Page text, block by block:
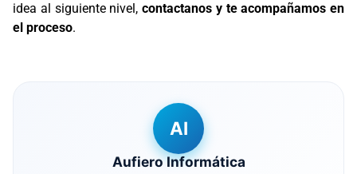
idea al siguiente nivel, contactanos y te acompañamos en
el proceso.
AI
Aufiero Informática